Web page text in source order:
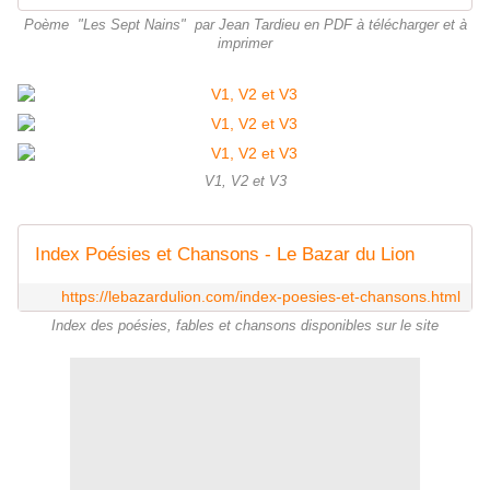
Poème "Les Sept Nains" par Jean Tardieu en PDF à télécharger et à
imprimer
V1, V2 et V3
Index Poésies et Chansons - Le Bazar du Lion
https://lebazardulion.com/index-poesies-et-chansons.html
Index des poésies, fables et chansons disponibles sur le site